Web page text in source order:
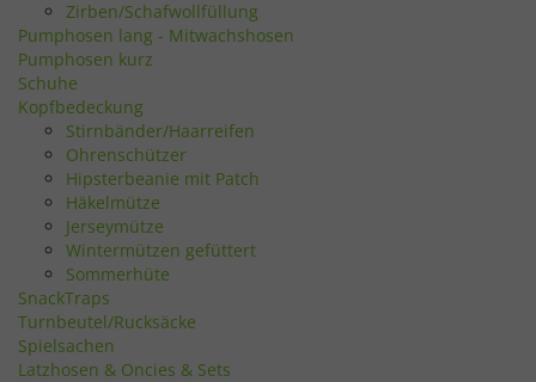
Zirben/Schafwollfüllung
Pumphosen lang - Mitwachshosen
Pumphosen kurz
Schuhe
Kopfbedeckung
Stirnbänder/Haarreifen
Ohrenschützer
Hipsterbeanie mit Patch
Häkelmütze
Jerseymütze
Wintermützen gefüttert
Sommerhüte
SnackTraps
Turnbeutel/Rucksäcke
Spielsachen
Latzhosen & Oncies & Sets